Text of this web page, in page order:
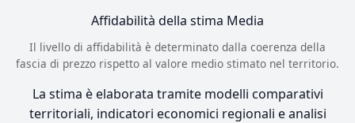
Affidabilità della stima Media
Il livello di affidabilità è determinato dalla coerenza della
fascia di prezzo rispetto al valore medio stimato nel territorio.
La stima è elaborata tramite modelli comparativi
territoriali, indicatori economici regionali e analisi